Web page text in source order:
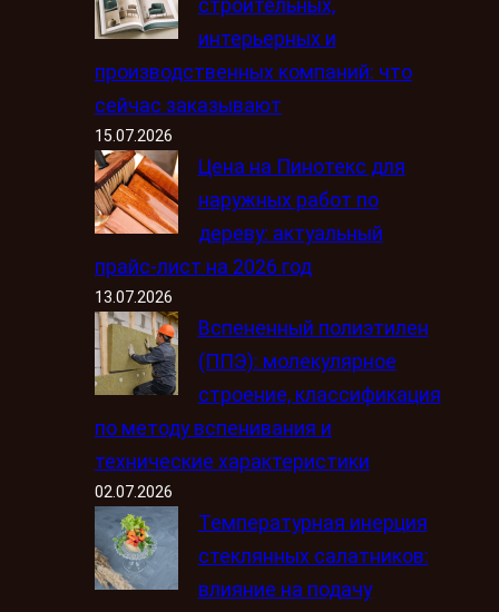
строительных,
интерьерных и
производственных компаний: что
сейчас заказывают
15.07.2026
Цена на Пинотекс для
наружных работ по
дереву: актуальный
прайс-лист на 2026 год
13.07.2026
Вспененный полиэтилен
(ППЭ): молекулярное
строение, классификация
по методу вспенивания и
технические характеристики
02.07.2026
Температурная инерция
стеклянных салатников:
влияние на подачу